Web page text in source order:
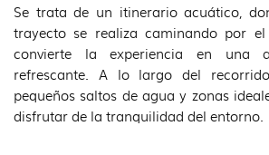
Se trata de un itinerario acuático,
trayecto se realiza caminando por
convierte la experiencia en una
refrescante. A lo largo del
pequeños saltos de agua y zonas
disfrutar de la tranquilidad del entorno.